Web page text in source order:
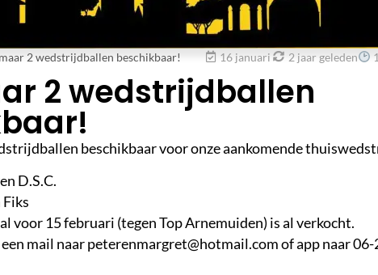
2 wedstrijdballen beschikbaar! 16 januari 2 jaar geleden 1
2 wedstrijdballen
beschikbaar voor onze aankomende
D.S.C.
Fiks
voor 15 februari (tegen Top Arnemuiden) is al verkocht.
mail naar peterenmargret@hotmail.com of app naar